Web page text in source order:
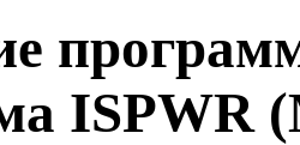
ISPWR